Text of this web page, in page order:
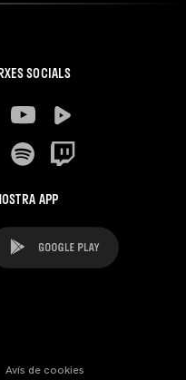
SOCIALS
APP
Avís de cookies